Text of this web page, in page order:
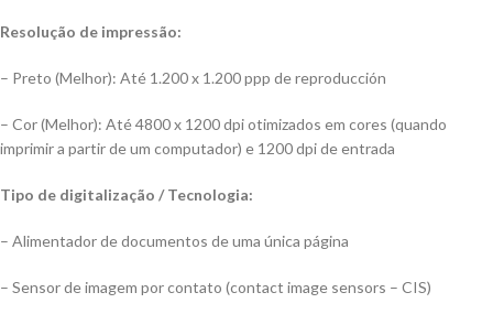
Resolução de impressão:
– Preto (Melhor): Até 1.200 x 1.200 ppp de reproducción
– Cor (Melhor): Até 4800 x 1200 dpi otimizados em cores (quando
imprimir a partir de um computador) e 1200 dpi de entrada
Tipo de digitalização / Tecnologia:
– Alimentador de documentos de uma única página
– Sensor de imagem por contato (contact image sensors – CIS)